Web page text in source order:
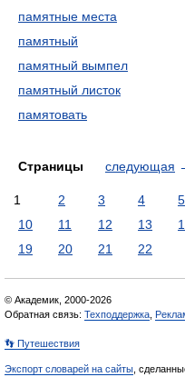
памятные места
памятный
памятный вымпел
памятный листок
памятовать
Страницы следующая
1 2 3 4 5
10
11 12 13
19
20 21 22
© Академик, 2000-2026
Обратная связь: Техподдержка
👣 Путешествия
Экспорт словарей на сайты ,